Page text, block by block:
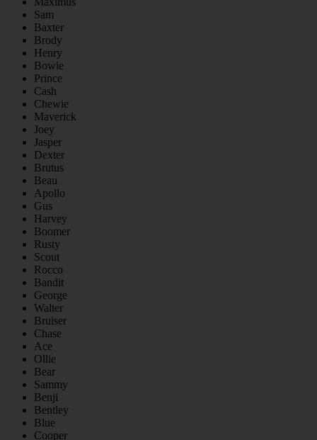
Sam
Baxter
Brody
Henry
Bowie
Prince
Cash
Chewie
Maverick
Joey
Jasper
Dexter
Brutus
Beau
Apollo
Gus
Harvey
Boomer
Rusty
Scout
Rocco
Bandit
George
Walter
Bruiser
Chase
Ace
Ollie
Bear
Sammy
Benji
Bentley
Blue
Cooper